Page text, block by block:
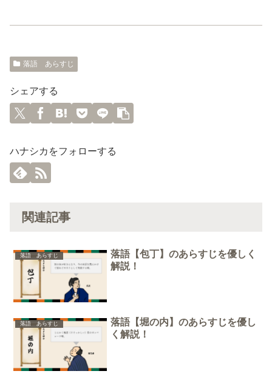
落語 あらすじ
シェアする
ハナシカをフォローする
関連記事
落語 あらすじ
落語【包丁】のあらすじを優しく
解説！
落語 あらすじ
落語【堀の内】のあらすじを優し
く解説！